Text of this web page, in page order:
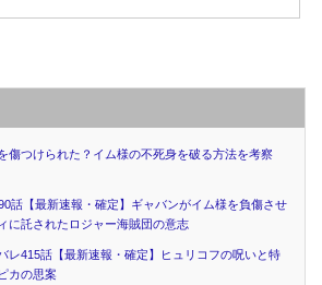
傷つけられた？イム様の不死身を破る方法を考察
話【最新速報・確定】ギャバンがイム様を負傷させ
に託されたロジャー海賊団の意志
レ415話【最新速報・確定】ヒュリコフの呪いと特
カの思案